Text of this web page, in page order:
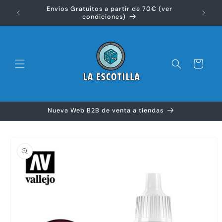
directamenteEnvíos Gratuitos a partir de 70€ (ver
condiciones)
Carrito
Nueva Web B2B de venta a tiendas
información
del producto